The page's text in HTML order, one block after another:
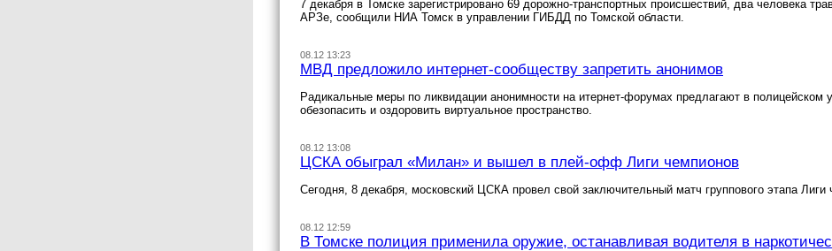
7 декабря в Томске зарегистрировано 69 дорожно-транспортных происшествий, два человека
АРЗе, сообщили НИА Томск в управлении ГИБДД по Томской области.
08.12 13:23
МВД предложило интернет-сообществу запретить анонимов
Радикальные меры по ликвидации анонимности на итернет-форумах предлагают в
обезопасить и оздоровить виртуальное пространство.
08.12 13:08
ЦСКА обыграл «Милан» и вышел в плей-офф Лиги чемпионов
Сегодня, 8 декабря, московский ЦСКА провел свой заключительный матч группового этапа Лиги
08.12 12:59
В Томске полиция применила оружие, останавливая водителя в